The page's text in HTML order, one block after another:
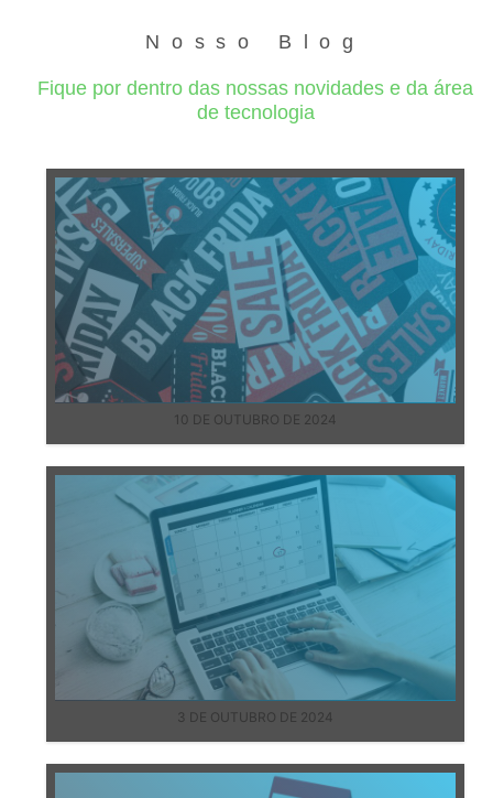
Nosso Blog
Fique por dentro das nossas novidades e da área
de tecnologia
10 DE OUTUBRO DE 2024
3 DE OUTUBRO DE 2024